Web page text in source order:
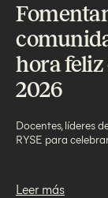
hora feliz
2026
Docentes, líderes
RYSE para
Leer más